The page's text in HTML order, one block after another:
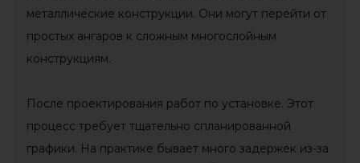
металлические конструкции. Они могут перейти от
простых ангаров к сложным многослойным
конструкциям.
После проектирования работ по установке. Этот
процесс требует тщательно спланированной
графики. На практике бывает много задержек из-за